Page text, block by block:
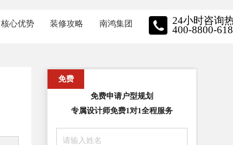
核心优势
环保装修
装修攻略
家装小视频
南鸿集团
关于我们
员工风采
24小时咨询
400-8800-618
免费
免费申请户型规划
专属设计师免费1对1全程服务